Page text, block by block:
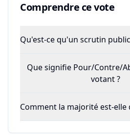
Comprendre ce vote
Qu'est-ce qu'un scrutin
Que signifie Pour/Contre/
votant ?
Comment la majorité est-elle